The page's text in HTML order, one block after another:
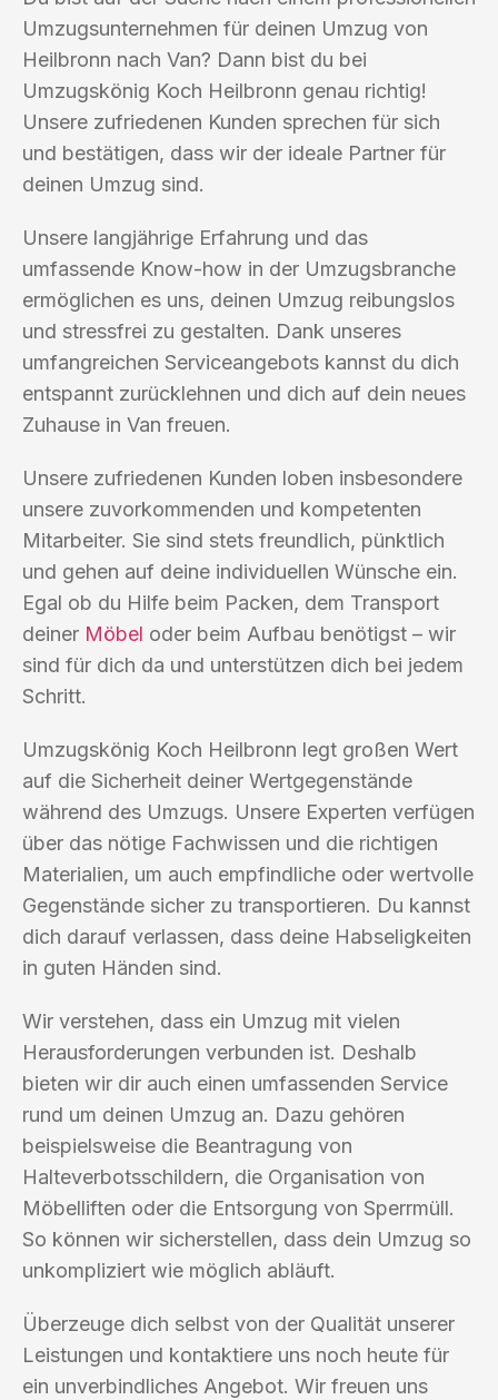
Umzugsunternehmen für deinen Umzug von
Heilbronn nach Van? Dann bist du bei
Umzugskönig Koch Heilbronn genau richtig!
Unsere zufriedenen Kunden sprechen für sich
und bestätigen, dass wir der ideale Partner für
deinen Umzug sind.
Unsere langjährige Erfahrung und das
umfassende Know-how in der Umzugsbranche
ermöglichen es uns, deinen Umzug reibungslos
und stressfrei zu gestalten. Dank unseres
umfangreichen Serviceangebots kannst du dich
entspannt zurücklehnen und dich auf dein neues
Zuhause in Van freuen.
Unsere zufriedenen Kunden loben insbesondere
unsere zuvorkommenden und kompetenten
Mitarbeiter. Sie sind stets freundlich, pünktlich
und gehen auf deine individuellen Wünsche ein.
Egal ob du Hilfe beim Packen, dem Transport
deiner Möbel oder beim Aufbau benötigst – wir
sind für dich da und unterstützen dich bei jedem
Schritt.
Umzugskönig Koch Heilbronn legt großen Wert
auf die Sicherheit deiner Wertgegenstände
während des Umzugs. Unsere Experten verfügen
über das nötige Fachwissen und die richtigen
Materialien, um auch empfindliche oder wertvolle
Gegenstände sicher zu transportieren. Du kannst
dich darauf verlassen, dass deine Habseligkeiten
in guten Händen sind.
Wir verstehen, dass ein Umzug mit vielen
Herausforderungen verbunden ist. Deshalb
bieten wir dir auch einen umfassenden Service
rund um deinen Umzug an. Dazu gehören
beispielsweise die Beantragung von
Halteverbotsschildern, die Organisation von
Möbelliften oder die Entsorgung von Sperrmüll.
So können wir sicherstellen, dass dein Umzug so
unkompliziert wie möglich abläuft.
Überzeuge dich selbst von der Qualität unserer
Leistungen und kontaktiere uns noch heute für
ein unverbindliches Angebot. Wir freuen uns